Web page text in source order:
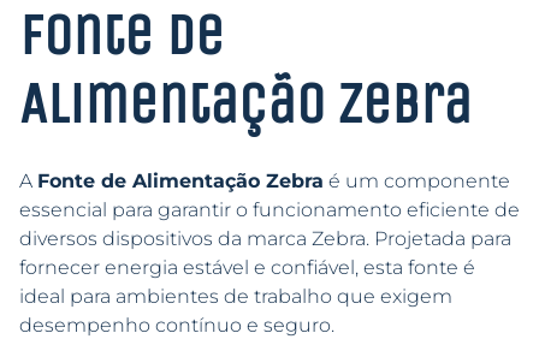
Fonte de
Alimentação Zebra
A Fonte de Alimentação Zebra é um componente
essencial para garantir o funcionamento eficiente de
diversos dispositivos da marca Zebra. Projetada para
fornecer energia estável e confiável, esta fonte é
ideal para ambientes de trabalho que exigem
desempenho contínuo e seguro.